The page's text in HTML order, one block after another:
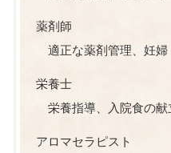
薬剤師
適正な薬剤管理、妊
栄養士
栄養指導、入院食の献
アロマセラピスト